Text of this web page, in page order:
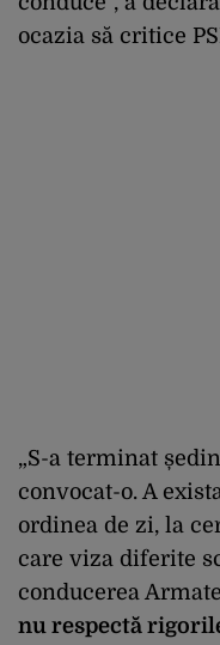
ocazia să critice
„S-a terminat
convocat-o. A
ordinea de zi, la
care viza diferite
conducerea
nu respectă